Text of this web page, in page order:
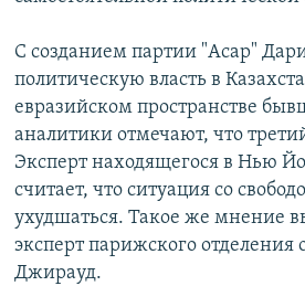
С созданием партии "Асар"
политическую власть в
евразийском пространстве
аналитики отмечают, что
Эксперт находящегося в Нью
считает, что ситуация со
ухудшаться. Такое же мнение
эксперт парижского
Джирауд.